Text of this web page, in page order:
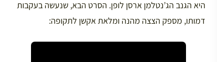
היא הגנב הג’נטלמן ארסן לופן. הסרט הבא, שנעשה בעקבות
דמותו, מספק הצצה מהנה ומלאת אקשן לתקופה: